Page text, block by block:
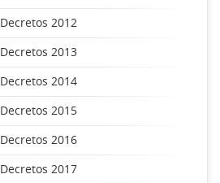
Decretos 2012
Decretos 2013
Decretos 2014
Decretos 2015
Decretos 2016
Decretos 2017